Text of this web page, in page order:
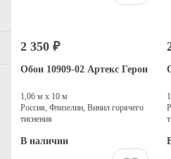
2 350 ₽
Обои 10909-02 Артекс Герои
1,06 м х 10 м
Россия, Флизелин, Винил горячего
тиснения
В наличии